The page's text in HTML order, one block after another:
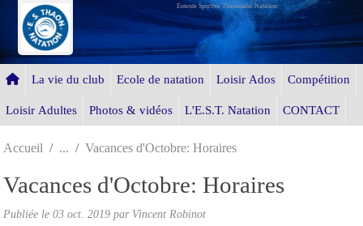
Entente Sportive Thaonnaise Natation
La vie du club Ecole de natation Loisir Ados Compétition
Loisir Adultes Photos & vidéos L'E.S.T. Natation CONTACT
Accueil Vacances d'Octobre: Horaires
Vacances d'Octobre: Horaires
Publiée le 03 oct. 2019 par Vincent Robinot
Panneau de gestion des cookies